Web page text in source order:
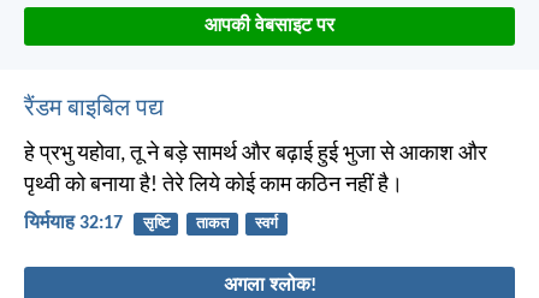
आपकी वेबसाइट पर
रैंडम बाइबिल पद्य
हे प्रभु यहोवा, तू ने बड़े सामर्थ और बढ़ाई हुई भुजा से आकाश और
पृथ्वी को बनाया है! तेरे लिये कोई काम कठिन नहीं है।
यिर्मयाह 32:17 सृष्टि ताकत स्वर्ग
अगला श्लोक!